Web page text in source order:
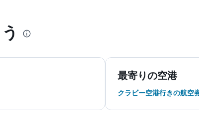
最寄りの空港
クラビー空港行きの航空